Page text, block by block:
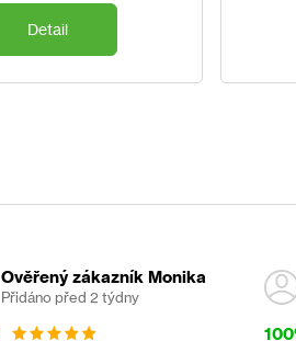
Detail
Ověřený zákazník Monika
Přidáno před 2 týdny